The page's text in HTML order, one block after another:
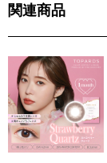
関連商品